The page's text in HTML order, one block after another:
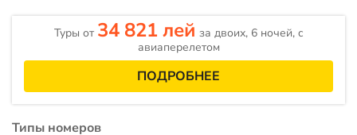
Туры от 34 821 лей за двоих, 6 ночей, c
авиаперелетом
ПОДРОБНЕЕ
Типы номеров